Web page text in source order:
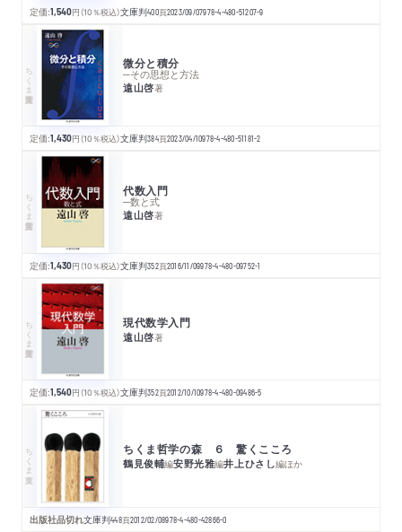
定価:1,540円 （10％税込）文庫判400頁2023/09/07978-4-480-51207-9
ちくま学芸文庫 微分と積分
─その思想と方法
遠山啓著
定価:1,430円 （10％税込）文庫判384頁2023/04/10978-4-480-51181-2
ちくま学芸文庫 代数入門
─数と式
遠山啓著
定価:1,430円 （10％税込）文庫判352頁2016/11/09978-4-480-09752-1
ちくま学芸文庫 現代数学入門
遠山啓著
定価:1,540円 （10％税込）文庫判352頁2012/10/10978-4-480-09486-5
ちくま文庫 ちくま哲学の森 ６ 驚くこころ
鶴見俊輔編安野光雅編井上ひさし編ほか
出版社品切れ文庫判448頁2012/02/08978-4-480-42866-0